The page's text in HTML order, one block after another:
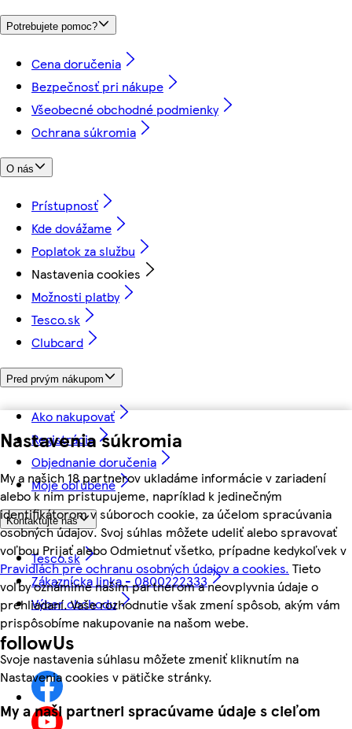
Nastavenia súkromia
My a našich 18 partnerov ukladáme informácie v zariadení
alebo k nim pristupujeme, napríklad k jedinečným
identifikátorom v súboroch cookie, za účelom spracúvania
osobných údajov. Svoj súhlas môžete udeliť alebo spravovať
voľbou Prijať alebo Odmietnuť všetko, prípadne kedykoľvek v
Pravidlách pre ochranu osobných údajov a cookies. Tieto
voľby oznámime našim partnerom a neovplyvnia údaje o
prehliadaní. Vaše rozhodnutie však zmení spôsob, akým vám
prispôsobíme nakupovanie na našom webe.
Svoje nastavenia súhlasu môžete zmeniť kliknutím na
Nastavenia cookies v pätičke stránky.
My a naši partneri spracúvame údaje s cieľom
Potrebujete pomoc?
Cena doručenia
Bezpečnosť pri nákupe
Všeobecné obchodné podmienky
Ochrana súkromia
O nás
Prístupnosť
Kde dovážame
Poplatok za službu
Nastavenia cookies
Možnosti platby
Tesco.sk
Clubcard
Pred prvým nákupom
Ako nakupovať
Registrácia
Objednanie doručenia
Moje obľúbené
Kontaktujte nás
Tesco.sk
Zákaznícka linka - 0800222333
Výber obchodu
followUs